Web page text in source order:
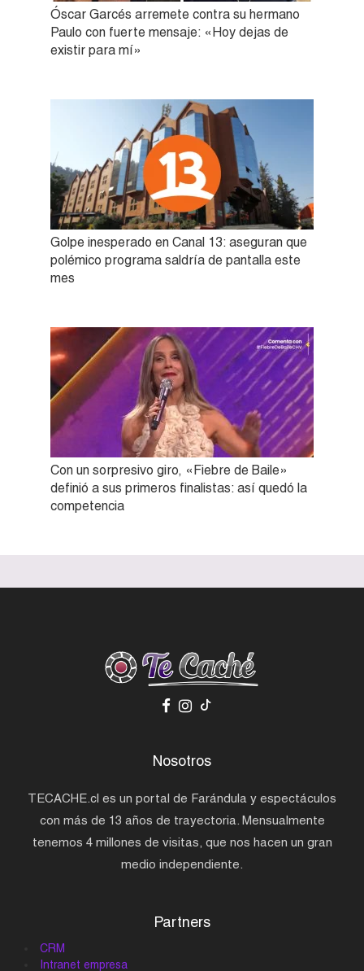
Óscar Garcés arremete contra su hermano
Paulo con fuerte mensaje: «Hoy dejas de
existir para mí»
Golpe inesperado en Canal 13: aseguran que
polémico programa saldría de pantalla este
mes
Con un sorpresivo giro, «Fiebre de Baile»
definió a sus primeros finalistas: así quedó la
competencia
Nosotros
TECACHE.cl es un portal de Farándula y espectáculos
con más de 13 años de trayectoria. Mensualmente
tenemos 4 millones de visitas, que nos hacen un gran
medio independiente.
Partners
CRM
Intranet empresa